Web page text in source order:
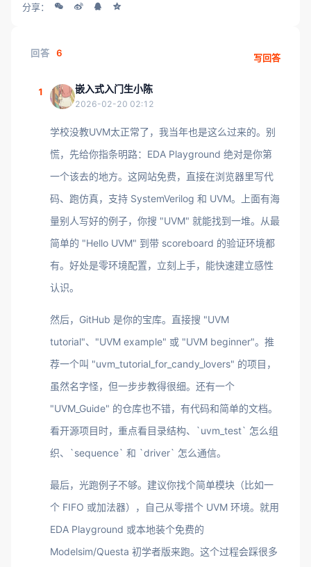
分享：
回答 6 写回答
1 嵌入式入门生小陈
2026-02-20 02:12
学校没教UVM太正常了，我当年也是这么过来的。别
慌，先给你指条明路：EDA Playground 绝对是你第
一个该去的地方。这网站免费，直接在浏览器里写代
码、跑仿真，支持 SystemVerilog 和 UVM。上面有海
量别人写好的例子，你搜 "UVM" 就能找到一堆。从最
简单的 "Hello UVM" 到带 scoreboard 的验证环境都
有。好处是零环境配置，立刻上手，能快速建立感性
认识。
然后，GitHub 是你的宝库。直接搜 "UVM
tutorial"、"UVM example" 或 "UVM beginner"。推
荐一个叫 "uvm_tutorial_for_candy_lovers" 的项目，
虽然名字怪，但一步步教得很细。还有一个
"UVM_Guide" 的仓库也不错，有代码和简单的文档。
看开源项目时，重点看目录结构、`uvm_test` 怎么组
织、`sequence` 和 `driver` 怎么通信。
最后，光跑例子不够。建议你找个简单模块（比如一
个 FIFO 或加法器），自己从零搭个 UVM 环境。就用
EDA Playground 或本地装个免费的
Modelsim/Questa 初学者版来跑。这个过程会踩很多